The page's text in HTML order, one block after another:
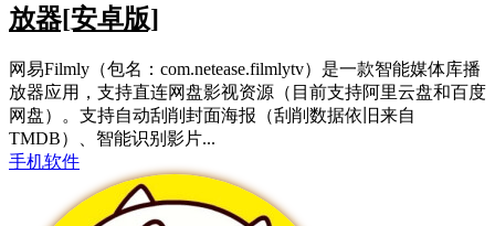
放器[安卓版]
网易Filmly（包名：com.netease.filmlytv）是一款智能媒体库播
放器应用，支持直连网盘影视资源（目前支持阿里云盘和百度
网盘）。支持自动刮削封面海报（刮削数据依旧来自
TMDB）、智能识别影片...
手机软件